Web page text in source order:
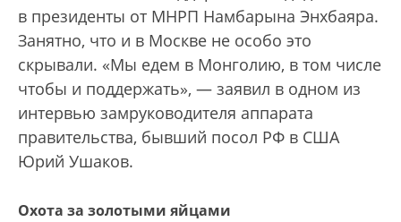
в президенты от МНРП Намбарына Энхбаяра.
Занятно, что и в Москве не особо это
скрывали. «Мы едем в Монголию, в том числе
чтобы и поддержать», — заявил в одном из
интервью замруководителя аппарата
правительства, бывший посол РФ в США
Юрий Ушаков.
Охота за золотыми яйцами